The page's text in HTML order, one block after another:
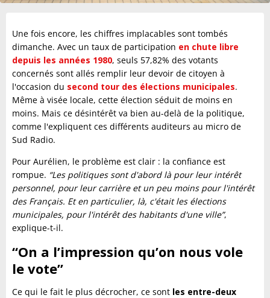
Une fois encore, les chiffres implacables sont tombés
dimanche. Avec un taux de participation en chute libre
depuis les années 1980, seuls 57,82% des votants
concernés sont allés remplir leur devoir de citoyen à
l'occasion du second tour des élections municipales.
Même à visée locale, cette élection séduit de moins en
moins. Mais ce désintérêt va bien au-delà de la politique,
comme l'expliquent ces différents auditeurs au micro de
Sud Radio.
Pour Aurélien, le problème est clair : la confiance est
rompue. “Les politiques sont d'abord là pour leur intérêt
personnel, pour leur carrière et un peu moins pour l'intérêt
des Français. Et en particulier, là, c'était les élections
municipales, pour l'intérêt des habitants d'une ville”,
explique-t-il.
“On a l’impression qu’on nous vole
le vote”
Ce qui le fait le plus décrocher, ce sont les entre-deux